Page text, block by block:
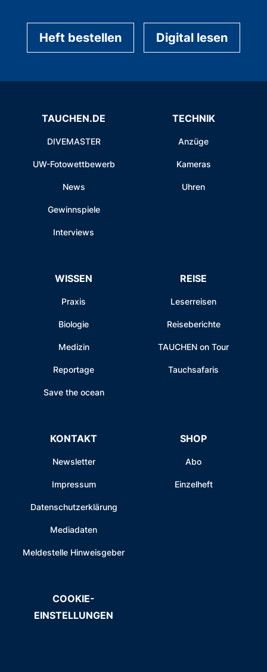
Heft bestellen Digital lesen
TAUCHEN.DE
DIVEMASTER
UW-Fotowettbewerb
News
Gewinnspiele
Interviews
TECHNIK
Anzüge
Kameras
Uhren
WISSEN
Praxis
Biologie
Medizin
Reportage
Save the ocean
REISE
Leserreisen
Reiseberichte
TAUCHEN on Tour
Tauchsafaris
KONTAKT
Newsletter
Impressum
Datenschutzerklärung
Mediadaten
Meldestelle Hinweisgeber
SHOP
Abo
Einzelheft
COOKIE-
EINSTELLUNGEN